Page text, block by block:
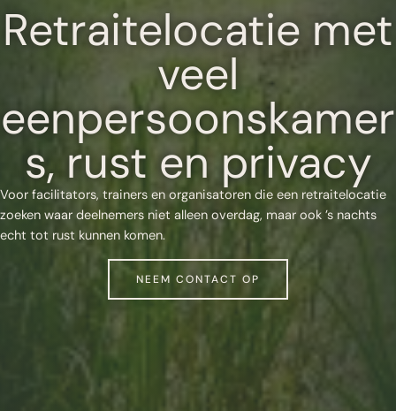
Retraitelocatie met
veel
eenpersoonskamer
s, rust en privacy
Voor facilitators, trainers en organisatoren die een retraitelocatie
zoeken waar deelnemers niet alleen overdag, maar ook ’s nachts
echt tot rust kunnen komen.
NEEM CONTACT OP